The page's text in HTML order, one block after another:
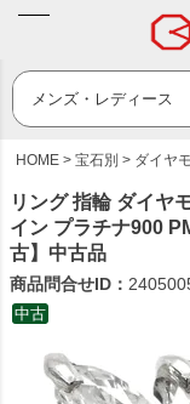
HOME 宝石別 ダイヤ
リング 指輪 ダイヤ
イン プラチナ900
古】中古品
商品問合せID：
中古